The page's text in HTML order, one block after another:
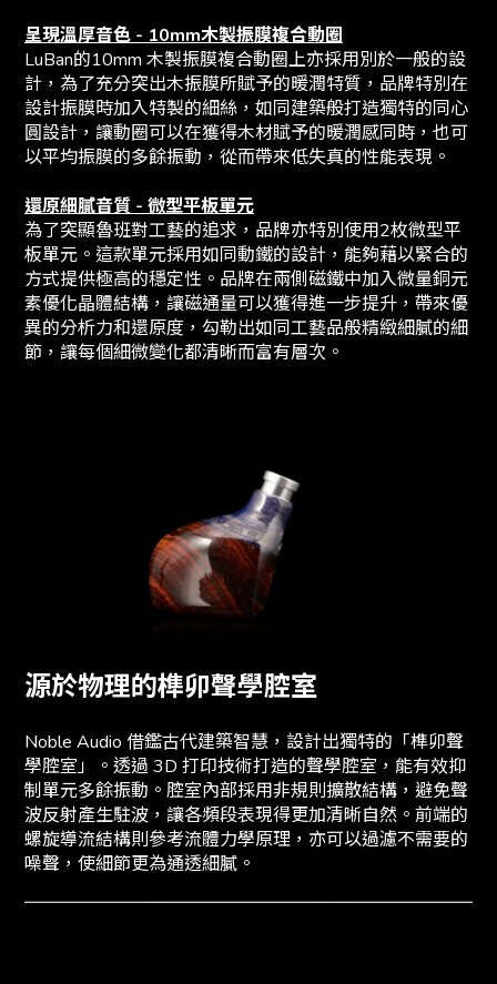
呈現溫厚音色 - 10mm木製振膜複合動圈
LuBan的10mm 木製振膜複合動圈上亦採用別於一般的設
計，為了充分突出木振膜所賦予的暖潤特質，品牌特別在
設計振膜時加入特製的細絲，如同建築般打造獨特的同心
圓設計，讓動圈可以在獲得木材賦予的暖潤感同時，也可
以平均振膜的多餘振動，從而帶來低失真的性能表現。
還原細膩音質 - 微型平板單元
為了突顯魯班對工藝的追求，品牌亦特別使用2枚微型平
板單元。這款單元採用如同動鐵的設計，能夠藉以緊合的
方式提供極高的穩定性。品牌在兩側磁鐵中加入微量銅元
素優化晶體結構，讓磁通量可以獲得進一步提升，帶來優
異的分析力和還原度，勾勒出如同工藝品般精緻細膩的細
節，讓每個細微變化都清晰而富有層次。
源於物理的榫卯聲學腔室
Noble Audio 借鑑古代建築智慧，設計出獨特的「榫卯聲
學腔室」。透過 3D 打印技術打造的聲學腔室，能有效抑
制單元多餘振動。腔室內部採用非規則擴散結構，避免聲
波反射產生駐波，讓各頻段表現得更加清晰自然。前端的
螺旋導流結構則參考流體力學原理，亦可以過濾不需要的
噪聲，使細節更為通透細膩。